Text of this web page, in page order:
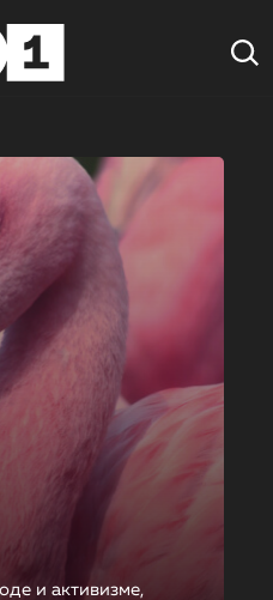
и активизме,